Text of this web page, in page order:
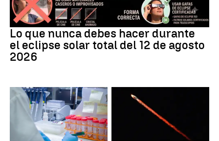
Eclipse
Lo que nunca debes hacer durante
el eclipse solar total del 12 de agosto
2026